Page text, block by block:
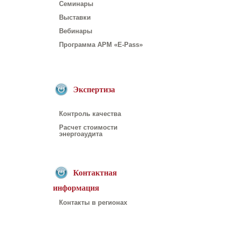
Семинары
Выставки
Вебинары
Программа АРМ «E-Pass»
Экспертиза
Контроль качества
Расчет стоимости
энергоаудита
Контактная
информация
Контакты в регионах